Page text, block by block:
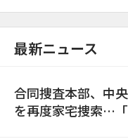
最新ニュース
合同捜査本部、中
を再度家宅捜索…